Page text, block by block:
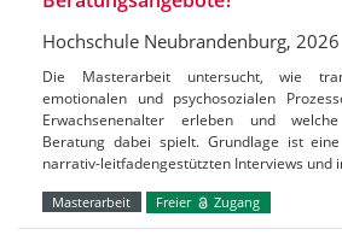
Hochschule Neubrandenburg, 2026
Die Masterarbeit untersucht, wie
emotionalen und psychosozialen
Erwachsenenalter erleben und
Beratung dabei spielt. Grundlage ist
narrativ-leitfadengestützten Interviews und
Masterarbeit Freier Zugang